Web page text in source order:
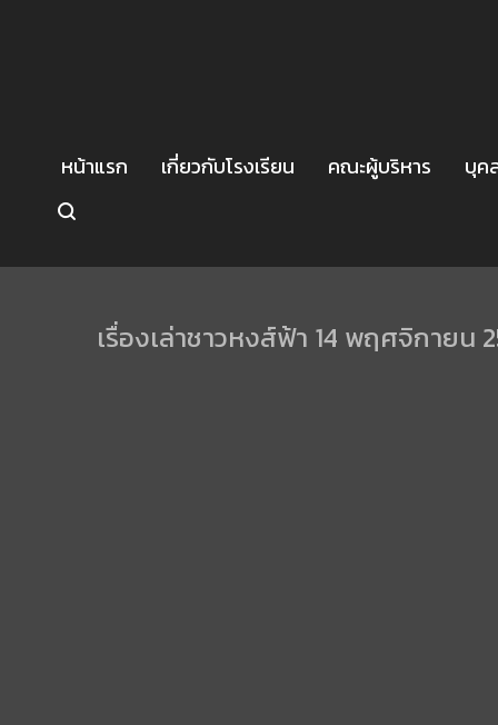
หน้าแรก เกี่ยวกับโรงเรียน คณะผู้บริหาร บุค
เรื่องเล่าชาวหงส์ฟ้า 14 พฤศจิกายน